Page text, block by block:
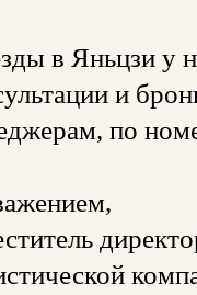
в Яньцзи у
и
по